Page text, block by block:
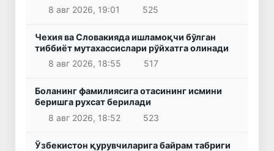
8 авг 2026, 19:01
525
Чехия ва Словакияда ишламоқчи бўлган
тиббиёт мутахассислари рўйхатга олинади
8 авг 2026, 18:55
517
Боланинг фамилиясига отасининг исмини
беришга рухсат берилади
8 авг 2026, 18:52
523
Ўзбекистон қурувчиларига байрам табриги